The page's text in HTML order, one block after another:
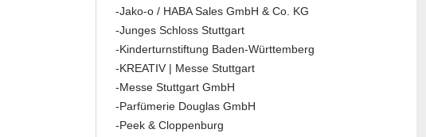
-Jako-o / HABA Sales GmbH & Co. KG
-Junges Schloss Stuttgart
-Kinderturnstiftung Baden-Württemberg
-KREATIV | Messe Stuttgart
-Messe Stuttgart GmbH
-Parfümerie Douglas GmbH
-Peek & Cloppenburg